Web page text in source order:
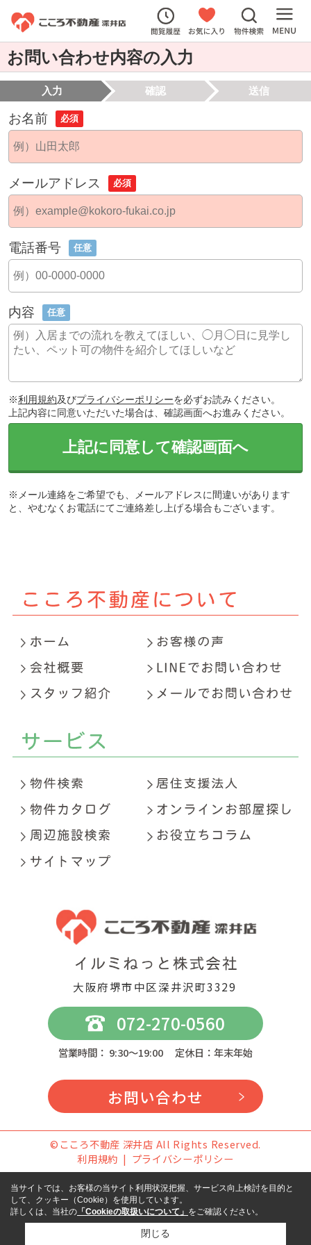
お問い合わせ内容の入力
入力 確認 送信
お名前 必須
メールアドレス 必須
電話番号 任意
内容 任意
※利用規約及びプライバシーポリシーを必ずお読みください。
上記内容に同意いただいた場合は、確認画面へお進みください。
上記に同意して確認画面へ
※メール連絡をご希望でも、メールアドレスに間違いがあります
と、やむなくお電話にてご連絡差し上げる場合もございます。
大阪府堺市中区深井沢町3329
072-270-0560
営業時間： 9:30～19:00 定休日：年末年始
お問い合わせ
©こころ不動産 深井店 All Rights Reserved.
利用規約
プライバシーポリシー
当サイトでは、お客様の当サイト利用状況把握、サービス向上検討を目的と
して、クッキー（Cookie）を使用しています。
詳しくは、当社の 「Cookieの取扱いについて」 をご確認ください。
閉じる